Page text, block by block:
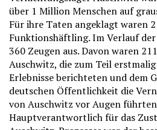
über 1 Million Menschen auf
Für ihre Taten angeklagt waren
Funktionshäftling. Im Verlauf
360 Zeugen aus. Davon waren
Auschwitz, die zum Teil
Erlebnisse berichteten und dem
deutschen Öffentlichkeit die
von Auschwitz vor Augen
Hauptverantwortlich für das